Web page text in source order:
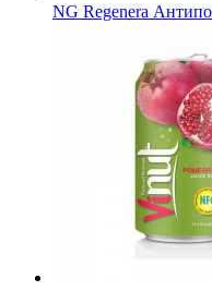
NG Regenera